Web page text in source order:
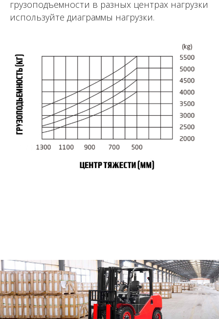
грузоподъемности в разных центрах нагрузки
используйте диаграммы нагрузки.